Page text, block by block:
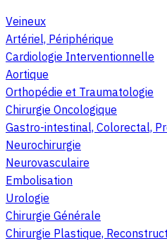
Veineux
Artériel, Périphérique
Cardiologie Interventionnelle
Aortique
Orthopédie et Traumatologie
Chirurgie Oncologique
Gastro-intestinal, Colorectal,
Neurochirurgie
Neurovasculaire
Embolisation
Urologie
Chirurgie Générale
Chirurgie Plastique,